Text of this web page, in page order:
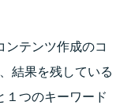
ンテンツ作成のコ
結果を残している
１つのキーワード